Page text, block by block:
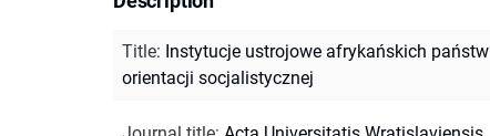
Title: Instytucje ustrojowe afrykańskich państw
orientacji socjalistycznej